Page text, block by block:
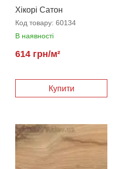
Хікорі Сатон
Код товару: 60134
В наявності
614 грн/м²